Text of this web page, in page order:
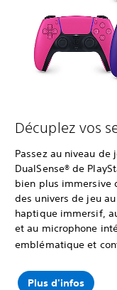
Décuplez vos
Passez au niveau
DualSense® de
bien plus immersive
des univers de jeu
haptique immersif,
et au microphone
emblématique et
Plus d'infos